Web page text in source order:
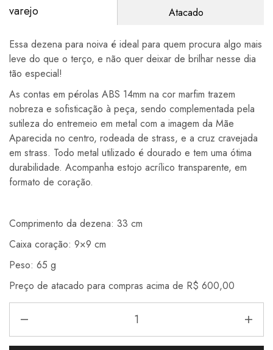
Atacado
Essa dezena para noiva é ideal para quem procura algo mais
leve do que o terço, e não quer deixar de brilhar nesse dia
tão especial!
As contas em pérolas ABS 14mm na cor marfim trazem
nobreza e sofisticação à peça, sendo complementada pela
sutileza do entremeio em metal com a imagem da Mãe
Aparecida no centro, rodeada de strass, e a cruz cravejada
em strass. Todo metal utilizado é dourado e tem uma ótima
durabilidade. Acompanha estojo acrílico transparente, em
formato de coração.
Comprimento da dezena: 33 cm
Caixa coração: 9×9 cm
Peso: 65 g
Preço de atacado para compras acima de R$ 600,00